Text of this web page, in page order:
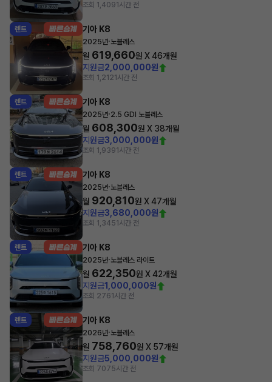
조회 1,4091시간 전
렌트 기아 K8
2025년·노블레스
월 619,660원 X46개월
지원금2,000,000원
조회 1,2121시간 전
렌트 기아 K8
2025년·2.5 GDI 노블레스
월 608,300원 X 38개월
지원금3,000,000원
조회 1,9391시간 전
렌트 기아 K8
2025년·노블레스
월 920,810원 X47개월
지원금3,680,000원
조회 1,3451시간 전
렌트 기아 K8
2025년·노블레스 라이트
월 622,350원 X42개월
지원금1,000,000원
조회 2761시간 전
렌트 기아 K8
2026년·노블레스
월 758,760원 X 57개월
지원금5,000,000원
조회 7075시간 전